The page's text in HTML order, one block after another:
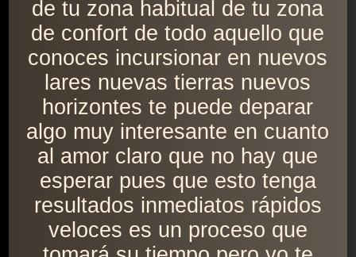
de tu zona habitual de tu zona
de confort de todo aquello que
conoces incursionar en nuevos
lares nuevas tierras nuevos
horizontes te puede deparar
algo muy interesante en cuanto
al amor claro que no hay que
esperar pues que esto tenga
resultados inmediatos rápidos
veloces es un proceso que